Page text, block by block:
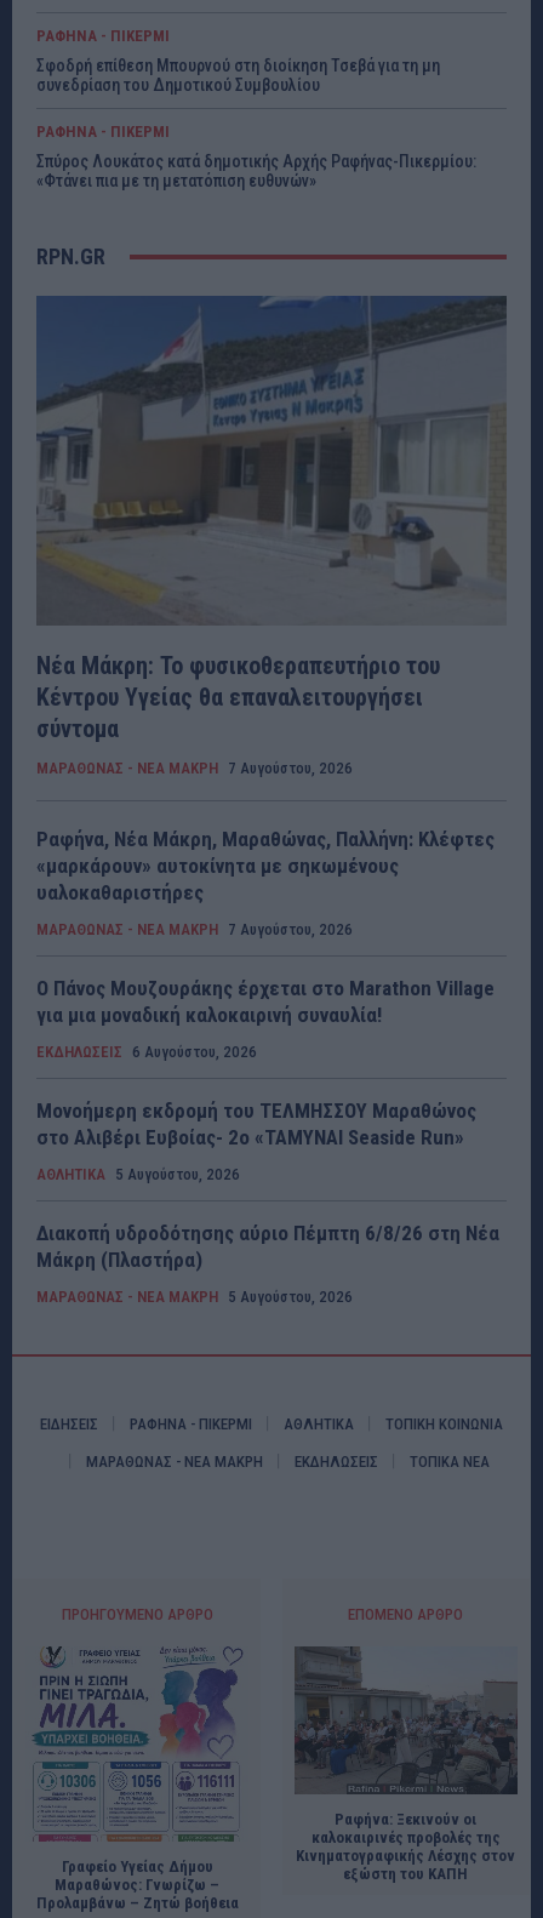
ΡΑΦΗΝΑ - ΠΙΚΕΡΜΙ
Σφοδρή επίθεση Μπουρνού στη διοίκηση Τσεβά για τη μη
συνεδρίαση του Δημοτικού Συμβουλίου
ΡΑΦΗΝΑ - ΠΙΚΕΡΜΙ
Σπύρος Λουκάτος κατά δημοτικής Αρχής Ραφήνας-Πικερμίου:
«Φτάνει πια με τη μετατόπιση ευθυνών»
RPN.GR
Νέα Μάκρη: Το φυσικοθεραπευτήριο του
Κέντρου Υγείας θα επαναλειτουργήσει
σύντομα
ΜΑΡΑΘΩΝΑΣ - ΝΕΑ ΜΑΚΡΗ 7 Αυγούστου, 2026
Ραφήνα, Νέα Μάκρη, Μαραθώνας, Παλλήνη: Κλέφτες
«μαρκάρουν» αυτοκίνητα με σηκωμένους
υαλοκαθαριστήρες
ΜΑΡΑΘΩΝΑΣ - ΝΕΑ ΜΑΚΡΗ 7 Αυγούστου, 2026
Ο Πάνος Μουζουράκης έρχεται στο Marathon Village
για μια μοναδική καλοκαιρινή συναυλία!
ΕΚΔΗΛΩΣΕΙΣ 6 Αυγούστου, 2026
Μονοήμερη εκδρομή του ΤΕΛΜΗΣΣΟΥ Μαραθώνος
στο Αλιβέρι Ευβοίας- 2ο «ΤΑΜΥΝΑΙ Seaside Run»
ΑΘΛΗΤΙΚΑ 5 Αυγούστου, 2026
Διακοπή υδροδότησης αύριο Πέμπτη 6/8/26 στη Νέα
Μάκρη (Πλαστήρα)
ΜΑΡΑΘΩΝΑΣ - ΝΕΑ ΜΑΚΡΗ 5 Αυγούστου, 2026
ΕΙΔΗΣΕΙΣ ΡΑΦΗΝΑ - ΠΙΚΕΡΜΙ ΑΘΛΗΤΙΚΑ ΤΟΠΙΚΗ ΚΟΙΝΩΝΙΑ
ΜΑΡΑΘΩΝΑΣ - ΝΕΑ ΜΑΚΡΗ ΕΚΔΗΛΩΣΕΙΣ ΤΟΠΙΚΑ ΝΕΑ
ΠΡΟΗΓΟΎΜΕΝΟ ΆΡΘΡΟ
Γραφείο Υγείας Δήμου
Μαραθώνος: Γνωρίζω –
Προλαμβάνω – Ζητώ βοήθεια
ΕΠΌΜΕΝΟ ΆΡΘΡΟ
Ραφήνα: Ξεκινούν οι
καλοκαιρινές προβολές της
Κινηματογραφικής Λέσχης στον
εξώστη του ΚΑΠΗ